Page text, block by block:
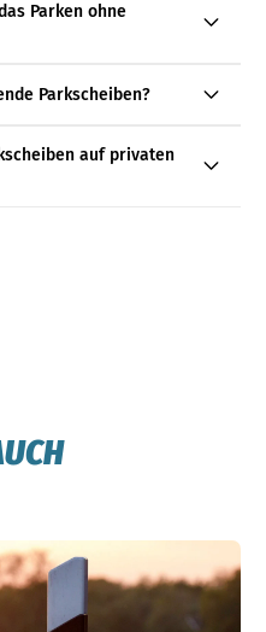
Parken ohne
Parkscheiben?
auf privaten